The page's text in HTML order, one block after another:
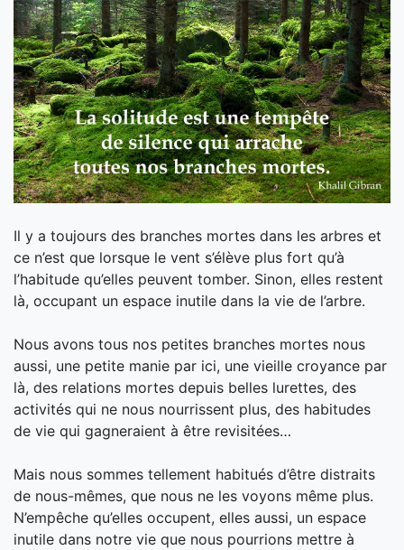
Il y a toujours des branches mortes dans les arbres et
ce n’est que lorsque le vent s’élève plus fort qu’à
l’habitude qu’elles peuvent tomber. Sinon, elles restent
là, occupant un espace inutile dans la vie de l’arbre.
Nous avons tous nos petites branches mortes nous
aussi, une petite manie par ici, une vieille croyance par
là, des relations mortes depuis belles lurettes, des
activités qui ne nous nourrissent plus, des habitudes
de vie qui gagneraient à être revisitées…
Mais nous sommes tellement habitués d’être distraits
de nous-mêmes, que nous ne les voyons même plus.
N’empêche qu’elles occupent, elles aussi, un espace
inutile dans notre vie que nous pourrions mettre à